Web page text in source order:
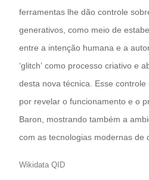
ferramentas lhe dão controle
generativos, como meio de
entre a intenção humana e a
‘glitch’ como processo criativo e
desta nova técnica. Esse
por revelar o funcionamento e o
Baron, mostrando também a
com as tecnologias modernas de
Wikidata QID